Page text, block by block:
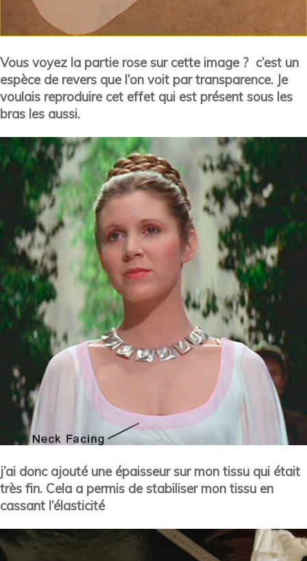
Vous voyez la partie rose sur cette image ? c’est un
espèce de revers que l’on voit par transparence. Je
voulais reproduire cet effet qui est présent sous les
bras les aussi.
j’ai donc ajouté une épaisseur sur mon tissu qui était
très fin. Cela a permis de stabiliser mon tissu en
cassant l’élasticité